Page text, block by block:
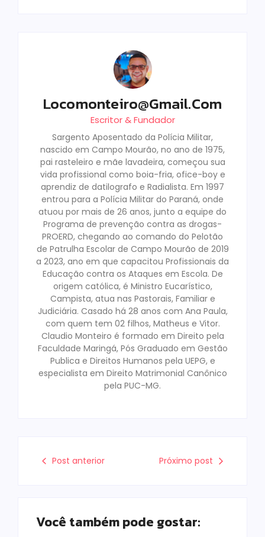
Locomonteiro@gmail.com
Escritor & Fundador
Sargento Aposentado da Polícia Militar,
nascido em Campo Mourão, no ano de 1975,
pai rasteleiro e mãe lavadeira, começou sua
vida profissional como boia-fria, ofice-boy e
aprendiz de datilografo e Radialista. Em 1997
entrou para a Polícia Militar do Paraná, onde
atuou por mais de 26 anos, junto a equipe do
Programa de prevenção contra as drogas-
PROERD, chegando ao comando do Pelotão
de Patrulha Escolar de Campo Mourão de 2019
a 2023, ano em que capacitou Profissionais da
Educação contra os Ataques em Escola. De
origem católica, é Ministro Eucarístico,
Campista, atua nas Pastorais, Familiar e
Judiciária. Casado há 28 anos com Ana Paula,
com quem tem 02 filhos, Matheus e Vitor.
Claudio Monteiro é formado em Direito pela
Faculdade Maringá, Pós Graduado em Gestão
Publica e Direitos Humanos pela UEPG, e
especialista em Direito Matrimonial Canônico
pela PUC-MG.
Post anterior Próximo post
Você também pode gostar: